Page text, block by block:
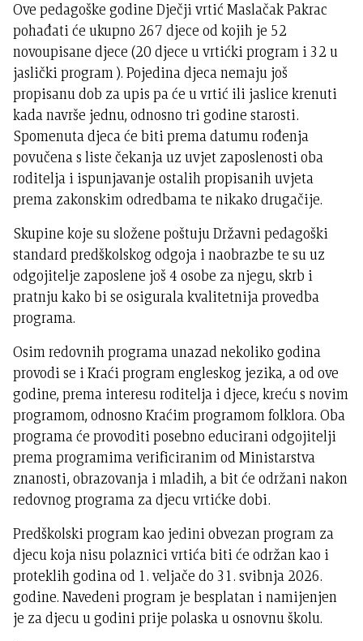
Ove pedagoške godine Dječji vrtić Maslačak Pakrac
pohađati će ukupno 267 djece od kojih je 52
novoupisane djece (20 djece u vrtićki program i 32 u
jaslički program ). Pojedina djeca nemaju još
propisanu dob za upis pa će u vrtić ili jaslice krenuti
kada navrše jednu, odnosno tri godine starosti.
Spomenuta djeca će biti prema datumu rođenja
povučena s liste čekanja uz uvjet zaposlenosti oba
roditelja i ispunjavanje ostalih propisanih uvjeta
prema zakonskim odredbama te nikako drugačije.
Skupine koje su složene poštuju Državni pedagoški
standard predškolskog odgoja i naobrazbe te su uz
odgojitelje zaposlene još 4 osobe za njegu, skrb i
pratnju kako bi se osigurala kvalitetnija provedba
programa.
Osim redovnih programa unazad nekoliko godina
provodi se i Kraći program engleskog jezika, a od ove
godine, prema interesu roditelja i djece, kreću s novim
programom, odnosno Kraćim programom folklora. Oba
programa će provoditi posebno educirani odgojitelji
prema programima verificiranim od Ministarstva
znanosti, obrazovanja i mladih, a bit će održani nakon
redovnog programa za djecu vrtićke dobi.
Predškolski program kao jedini obvezan program za
djecu koja nisu polaznici vrtića biti će održan kao i
proteklih godina od 1. veljače do 31. svibnja 2026.
godine. Navedeni program je besplatan i namijenjen
je za djecu u godini prije polaska u osnovnu školu.